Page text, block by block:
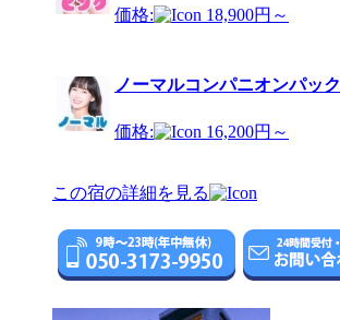
価格: 18,900円～
ノーマルコンパニオンパック
価格: 16,200円～
この宿の詳細を見る